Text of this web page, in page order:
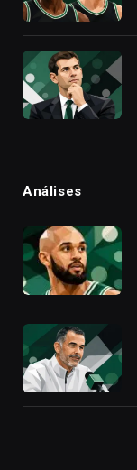
Análises